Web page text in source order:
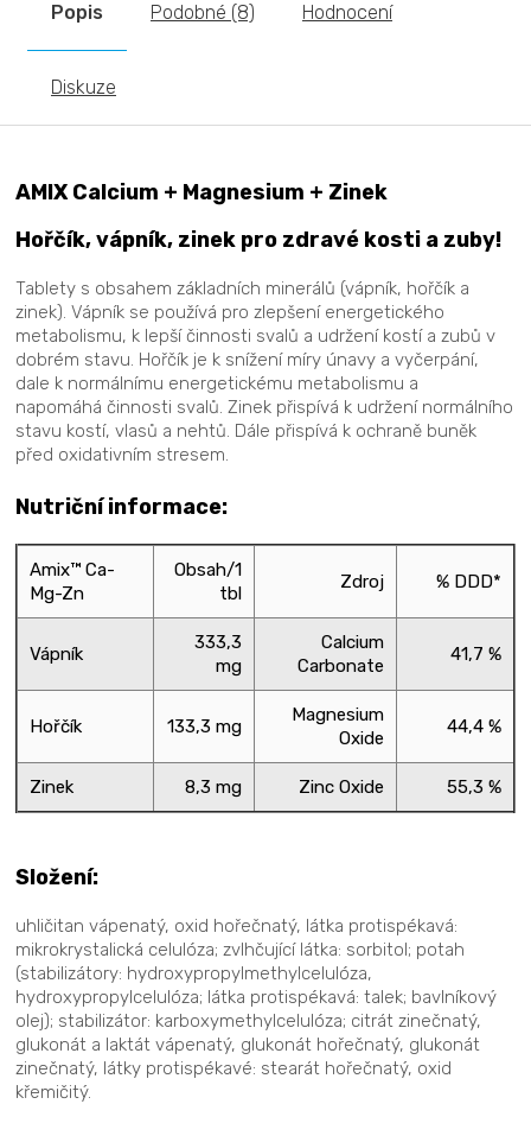
Popis Podobné (8) Hodnocení
Diskuze
AMIX Calcium + Magnesium + Zinek
Hořčík, vápník, zinek pro zdravé kosti a zuby!
Tablety s obsahem základních minerálů (vápník, hořčík a
zinek). Vápník se používá pro zlepšení energetického
metabolismu, k lepší činnosti svalů a udržení kostí a zubů v
dobrém stavu. Hořčík je k snížení míry únavy a vyčerpání,
dale k normálnímu energetickému metabolismu a
napomáhá činnosti svalů. Zinek přispívá k udržení normálního
stavu kostí, vlasů a nehtů. Dále přispívá k ochraně buněk
před oxidativním stresem.
Nutriční informace:
Amix™ Ca-
Mg-Zn
Obsah/1
tbl
Zdroj % DDD*
Vápník
333,3
mg
Calcium
Carbonate
41,7 %
Hořčík 133,3 mg
Magnesium
Oxide
44,4 %
Zinek 8,3 mg Zinc Oxide 55,3 %
Složení:
uhličitan vápenatý, oxid hořečnatý, látka protispékavá:
mikrokrystalická celulóza; zvlhčující látka: sorbitol; potah
(stabilizátory: hydroxypropylmethylcelulóza,
hydroxypropylcelulóza; látka protispékavá: talek; bavlníkový
olej); stabilizátor: karboxymethylcelulóza; citrát zinečnatý,
glukonát a laktát vápenatý, glukonát hořečnatý, glukonát
zinečnatý, látky protispékavé: stearát hořečnatý, oxid
křemičitý.